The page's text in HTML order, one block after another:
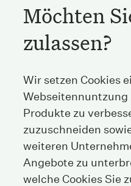
Stockerstrasse 38
8002 Zürich
Tel
+41 44 208
Fax
+41 44 208
Möchten
zulassen?
Wir setzen Cookies
Produkte zu
zuzuschneiden
weiteren
Angebote zu
welche Cookies Sie